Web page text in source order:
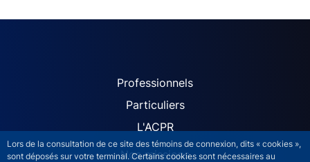
Lors de la consultation de ce site des témoins de connexion, dits « cookies »,
sont déposés sur votre terminal. Certains cookies sont nécessaires au
ACPR site navigation
Professionnels
Particuliers
L'ACPR
Nos missions